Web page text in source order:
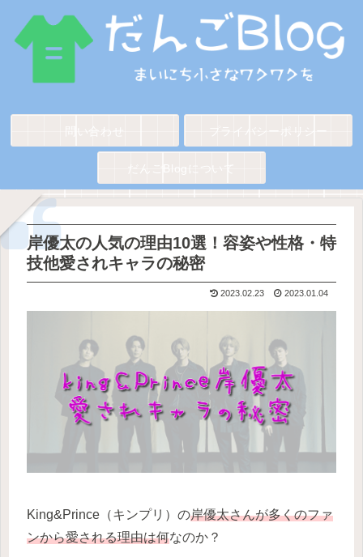
岸優太の人気の理由10選！容姿や性格・特
技他愛されキャラの秘密
2023.02.23 2023.01.04
King&Prince（キンプリ）の岸優太さんが多くのファ
ンから愛される理由は何なのか？